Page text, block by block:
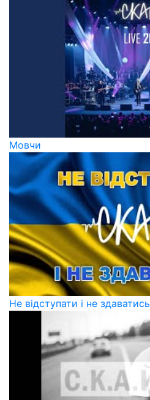
Мовчи
Не відступати і не здаватись